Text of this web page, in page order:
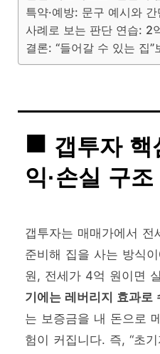
특약·예방: 문구 예시와
사례로 보는 판단 연습: 2
결론: “들어갈 수 있는 집”
갭투자
익·손실 구조
갭투자는 매매가에서
준비해 집을 사는 방식
원, 전세가 4억 원이면
기에는 레버리지 효과로
는 보증금을 내 돈으로
험이 커집니다. 즉, “초